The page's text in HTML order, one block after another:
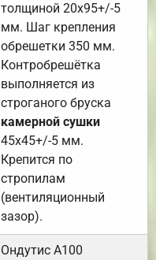
толщиной 20х95+/-5
мм. Шаг крепления
обрешетки 350 мм.
Контробрешётка
выполняется из
строганого бруска
камерной сушки
45х45+/-5 мм.
Крепится по
стропилам
(вентиляционный
зазор).
Ондутис А100